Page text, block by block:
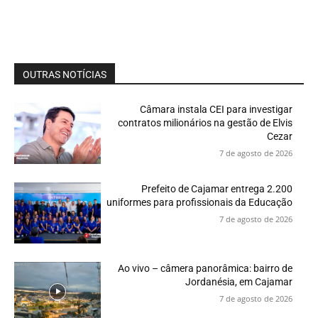
OUTRAS NOTÍCIAS
Câmara instala CEI para investigar
contratos milionários na gestão de Elvis
Cezar
7 de agosto de 2026
Prefeito de Cajamar entrega 2.200
uniformes para profissionais da Educação
7 de agosto de 2026
Ao vivo – câmera panorâmica: bairro de
Jordanésia, em Cajamar
7 de agosto de 2026